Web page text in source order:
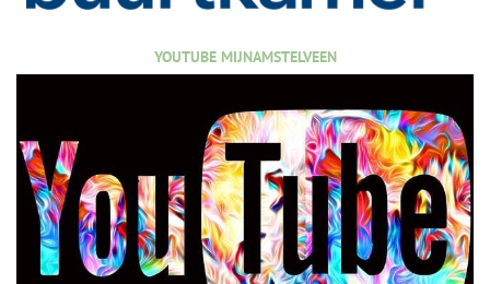
YOUTUBE MIJNAMSTELVEEN